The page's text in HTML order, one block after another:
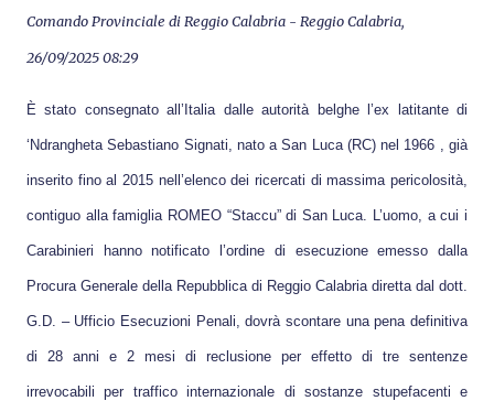
Comando Provinciale di Reggio Calabria - Reggio Calabria,
26/09/2025 08:29
È stato consegnato all’Italia dalle autorità belghe l’ex latitante di
‘Ndrangheta Sebastiano Signati, nato a San Luca (RC) nel 1966 , già
inserito fino al 2015 nell’elenco dei ricercati di massima pericolosità,
contiguo alla famiglia ROMEO “Staccu” di San Luca. L’uomo, a cui i
Carabinieri hanno notificato l’ordine di esecuzione emesso dalla
Procura Generale della Repubblica di Reggio Calabria diretta dal dott.
G.D. – Ufficio Esecuzioni Penali, dovrà scontare una pena definitiva
di 28 anni e 2 mesi di reclusione per effetto di tre sentenze
irrevocabili per traffico internazionale di sostanze stupefacenti e